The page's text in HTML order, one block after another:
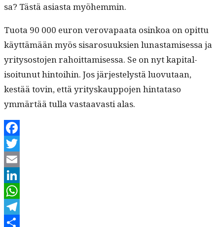
sa? Tästä asi­as­ta myöhemmin.
Tuo­ta 90 000 euron verova­paa­ta osinkoa on opit­tu
käyt­tämään myös sis­aro­suuk­sien lunas­tamises­sa ja
yri­tysos­to­jen rahoit­tamises­sa. Se on nyt kap­i­tal­
isoitunut hin­toi­hin. Jos jär­jestelystä luovu­taan,
kestää tovin, että yri­tyskaup­po­jen hin­tata­so
ymmärtää tul­la vas­taavasti alas.
Facebook
Twitter
Email
LinkedIn
WhatsApp
Telegram